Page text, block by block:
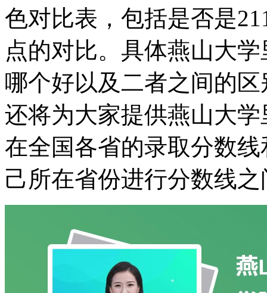
色对比表，包括是否是
点的对比。具体燕山大
哪个好以及二者之间的
还将为大家提供燕山大
在全国各省的录取分数
己所在省份进行分数线